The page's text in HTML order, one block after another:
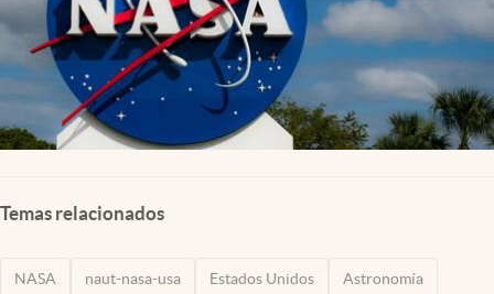
Temas relacionados
NASA naut-nasa-usa Estados Unidos Astronomía